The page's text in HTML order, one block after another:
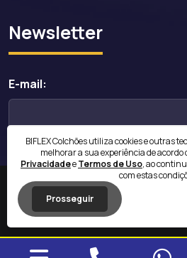
BIFLEX Colchões utiliza cookies e outras
melhorar a sua experiência de acordo
PrivacidadeeTermos de Uso, ao
com estas
Prosseguir
Newsletter
E-mail:
Copyright © 2026 BIFLEX Todos